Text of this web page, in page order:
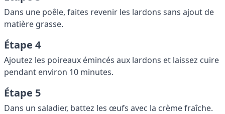
Dans une poêle, faites revenir les lardons sans ajout de
matière grasse.
Étape 4
Ajoutez les poireaux émincés aux lardons et laissez cuire
pendant environ 10 minutes.
Étape 5
Dans un saladier, battez les œufs avec la crème fraîche.